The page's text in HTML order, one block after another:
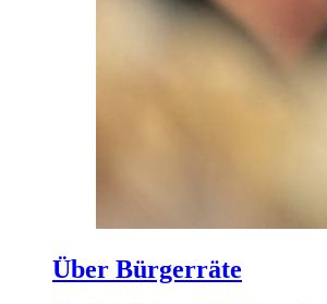
Über Bürgerräte